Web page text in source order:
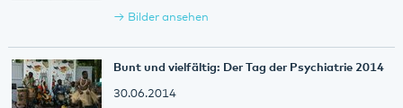
Bilder ansehen
Bunt und vielfältig: Der Tag der Psychiatrie 2014
30.06.2014